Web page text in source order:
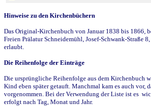
Hinweise zu den Kirchenbüchern
Das Original-Kirchenbuch von Januar 1838 bis 1866,
Freien Prälatur Schneidemühl, Josef-Schwank-Straße
erlaubt.
Die Reihenfolge der Einträge
Die ursprüngliche Reihenfolge aus dem Kirchenbuch
Kind eben später getauft. Manchmal kam es auch
vorgenommen. Bei der Verwendung der Liste ist es
erfolgt nach Tag, Monat und Jahr.